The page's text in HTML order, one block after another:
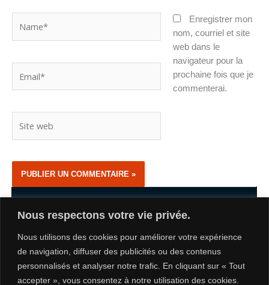
Nous respectons votre vie privée.
Nous utilisons des cookies pour améliorer votre expérience
de navigation, diffuser des publicités ou des contenus
personnalisés et analyser notre trafic. En cliquant sur « Tout
accepter », vous consentez à notre utilisation des cookies.
web
Enregistrer mon
nom, courriel et site
web dans le
navigateur pour la
prochaine fois que je
commenterai.